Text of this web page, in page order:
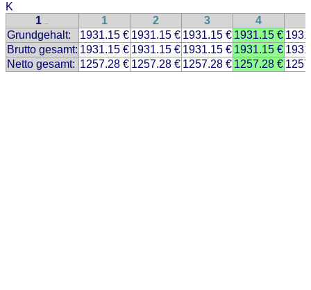
K
1 .. 1 2 3 4
Grundgehalt:
1931.15 € 1931.15 € 1931.15 € 1931.15 €
Brutto gesamt: 1931.15 € 1931.15 € 1931.15 € 1931.15 €
Netto gesamt: 1257.28 € 1257.28 € 1257.28 € 1257.28 €